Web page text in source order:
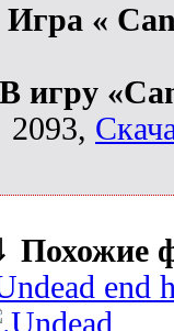
Игра «
В игру
2093,
Похожие
end